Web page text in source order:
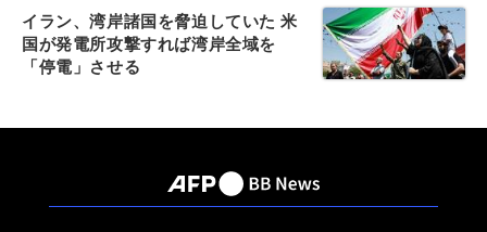
イラン、湾岸諸国を脅迫していた 米
国が発電所攻撃すれば湾岸全域を
「停電」させる